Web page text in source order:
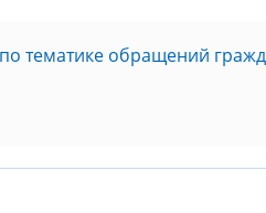
тематике обращений